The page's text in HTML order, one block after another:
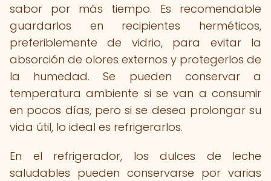
sabor por más tiempo. Es recomendable
guardarlos en recipientes herméticos,
preferiblemente de vidrio, para evitar la
absorción de olores externos y protegerlos de
la humedad. Se pueden conservar a
temperatura ambiente si se van a consumir
en pocos días, pero si se desea prolongar su
vida útil, lo ideal es refrigerarlos.
En el refrigerador, los dulces de leche
saludables pueden conservarse por varias